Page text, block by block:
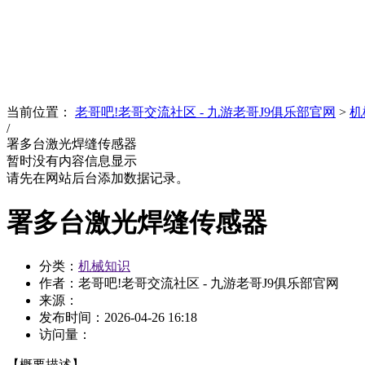
当前位置： 老哥吧!老哥交流社区 - 九游老哥J9俱乐部官网 > 机
/
署多台激光焊缝传感器
暂时没有内容信息显示
请先在网站后台添加数据记录。
署多台激光焊缝传感器
分类： 机械知识
作者：老哥吧!老哥交流社区 - 九游老哥J9俱乐部官网
来源：
发布时间： 2026-04-26 16:18
访问量：